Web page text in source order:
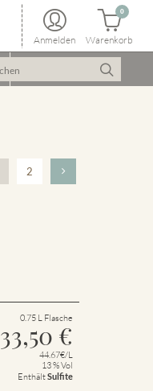
Anmelden Warenkorb
0
2
0.75 L Flasche
33,50 €
44.67€/L
13 % Vol
EnthältSulfite